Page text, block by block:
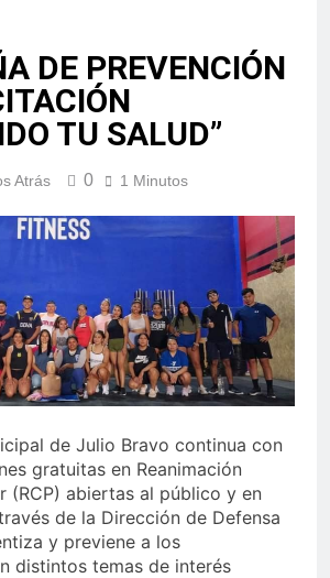
DE PREVENCIÓN
TU SALUD”
Atrás 0 1 Minutos
de Julio Bravo continua con
gratuitas en Reanimación
(RCP) abiertas al público y en
de la Dirección de Defensa
y previene a los
distintos temas de interés